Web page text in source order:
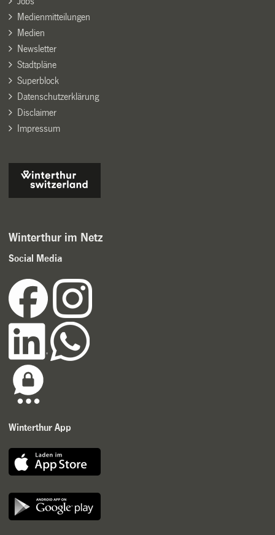
Medienmitteilungen
Medien
Newsletter
Stadtpläne
Superblock
Datenschutzerklärung
Disclaimer
Impressum
Winterthur im Netz
Social Media
Winterthur App